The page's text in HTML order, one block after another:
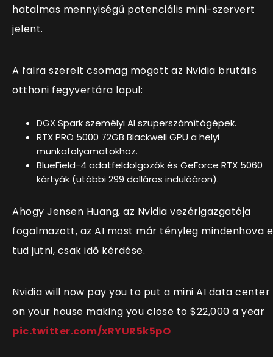
hatalmas mennyiségű potenciális mini-szervert
jelent.
A falra szerelt csomag mögött az Nvidia brutális
otthoni fegyvertára lapul:
DGX Spark személyi AI szuperszámítógépek.
RTX PRO 5000 72GB Blackwell GPU a helyi
munkafolyamatokhoz.
BlueField-4 adatfeldolgozók és GeForce RTX 5060
kártyák (utóbbi 299 dolláros indulóáron).
Ahogy Jensen Huang, az Nvidia vezérigazgatója
fogalmazott, az AI most már tényleg mindenhova
tud jutni, csak idő kérdése.
Nvidia will now pay you to put a mini AI data center
on your house making you close to $22,000 a year
pic.twitter.com/xRYUR5k5pO